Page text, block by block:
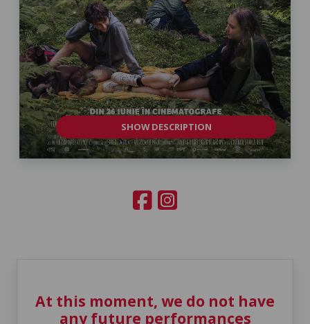
SHOW DESCRIPTION
At this moment, we do not have
any future performances